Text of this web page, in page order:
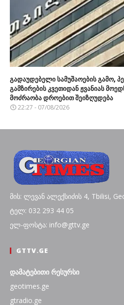
გადაუდებელი სამუშაოების გამო,
გამზირების კვეთიდან ჟვანიას
მოძრაობა დროებით შეიზღუდება
22:27 - 07/08/2026
მის: ლევან ალექსიძის 4, Tbilisi,
ტელ: 032 293 44 05
ელ-ფოსტა: info@gttv.ge
GTTV.GE
დამატებითი რესურსი
geotimes.ge
gtradio.ge